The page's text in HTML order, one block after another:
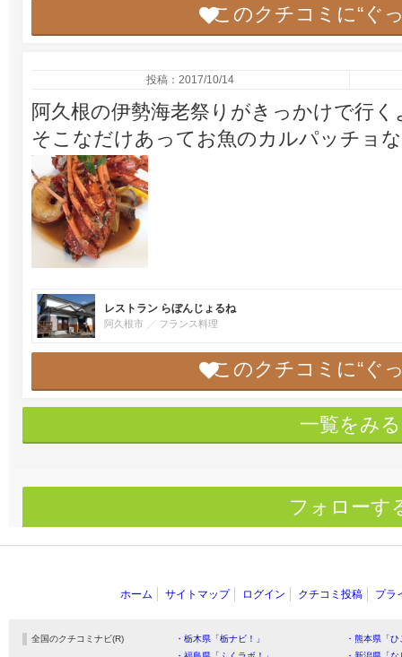
このクチコミに“ぐ
投稿：2017/10/14
阿久根の伊勢海老祭りがきっかけで行
そこなだけあってお魚のカルパッチョ
レストラン らぼんじょるね
阿久根市 フランス料理
このクチコミに“ぐ
一覧をみる
フォローす
ホーム サイトマップ ログイン クチコミ投稿 プラ
全国のクチコミナビ(R) ・栃木県「栃ナビ！」
・熊本県「